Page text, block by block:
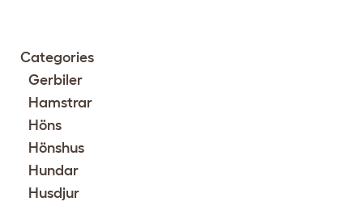
Categories
Gerbiler
Hamstrar
Höns
Hönshus
Hundar
Husdjur